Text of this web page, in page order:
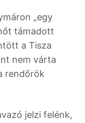
„egy
támadott
a Tisza
nem várta
rendőrök
jelzi felénk,